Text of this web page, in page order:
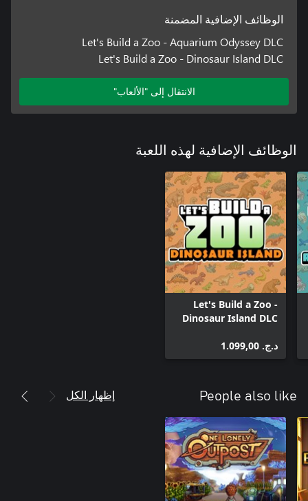
الوظائف الإضافية المضمنة
Let's Build a Zoo - Aquarium Odyssey DLC
Let's Build a Zoo - Dinosaur Island DLC
الانتقال إلى "الألعاب"
الوظائف الإضافية لهذه اللعبة
Let's Build a Zoo -
Dinosaur Island DLC
د.ج.‏ 1.099,00
People also like إظهار الكل